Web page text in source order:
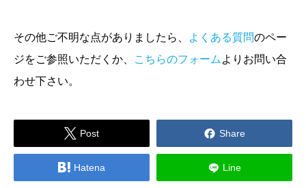
その他ご不明な点がありましたら、 よくある質問のペー
ジをご参照いただくか、
こちらのフォーム よりお問い合
わせ下さい。
 Post  Share
 Hatena Line